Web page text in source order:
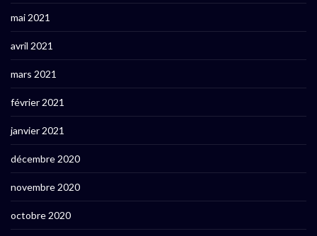
mai 2021
avril 2021
mars 2021
février 2021
janvier 2021
décembre 2020
novembre 2020
octobre 2020